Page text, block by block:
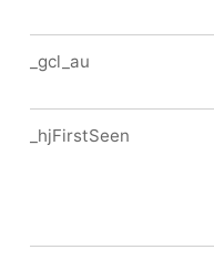
_gcl_au
_hjFirstSeen